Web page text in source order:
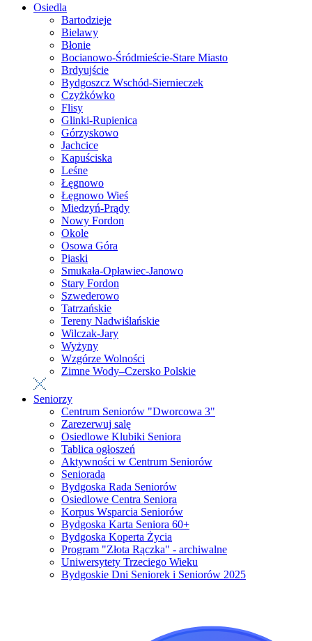
Osiedla
Bartodzieje
Bielawy
Błonie
Bocianowo-Śródmieście-Stare Miasto
Brdyujście
Bydgoszcz Wschód-Siernieczek
Czyżkówko
Flisy
Glinki-Rupienica
Górzyskowo
Jachcice
Kapuściska
Leśne
Łęgnowo
Łęgnowo Wieś
Miedzyń-Prądy
Nowy Fordon
Okole
Osowa Góra
Piaski
Smukała-Opławiec-Janowo
Stary Fordon
Szwederowo
Tatrzańskie
Tereny Nadwiślańskie
Wilczak-Jary
Wyżyny
Wzgórze Wolności
Zimne Wody–Czersko Polskie
Seniorzy
Centrum Seniorów "Dworcowa 3"
Zarezerwuj salę
Osiedlowe Klubiki Seniora
Tablica ogłoszeń
Aktywności w Centrum Seniorów
Seniorada
Bydgoska Rada Seniorów
Osiedlowe Centra Seniora
Korpus Wsparcia Seniorów
Bydgoska Karta Seniora 60+
Bydgoska Koperta Życia
Program "Złota Rączka" - archiwalne
Uniwersytety Trzeciego Wieku
Bydgoskie Dni Seniorek i Seniorów 2025